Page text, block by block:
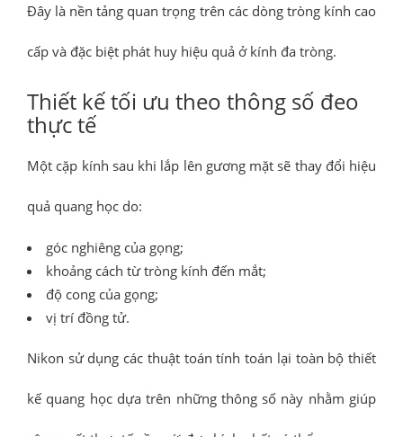
Đây là nền tảng quan trọng trên các dòng tròng kính cao
cấp và đặc biệt phát huy hiệu quả ở kính đa tròng.
Thiết kế tối ưu theo thông số đeo
thực tế
Một cặp kính sau khi lắp lên gương mặt sẽ thay đổi hiệu
quả quang học do:
góc nghiêng của gọng;
khoảng cách từ tròng kính đến mắt;
độ cong của gọng;
vị trí đồng tử.
Nikon sử dụng các thuật toán tính toán lại toàn bộ thiết
kế quang học dựa trên những thông số này nhằm giúp